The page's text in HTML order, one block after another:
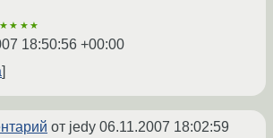
18:50:56 +00:00
от jedy 06.11.2007 18:02:59